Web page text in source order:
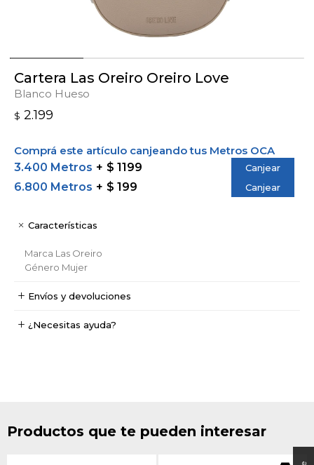
Cartera Las Oreiro Oreiro Love
Blanco Hueso
$ 2.199
Comprá este artículo canjeando tus Metros OCA
3.400 Metros
$ 1199 Canjear
6.800 Metros $ 199 Canjear
Características
Marca Las Oreiro
Género Mujer
Envíos y devoluciones
¿Necesitas ayuda?
Productos que te pueden interesar